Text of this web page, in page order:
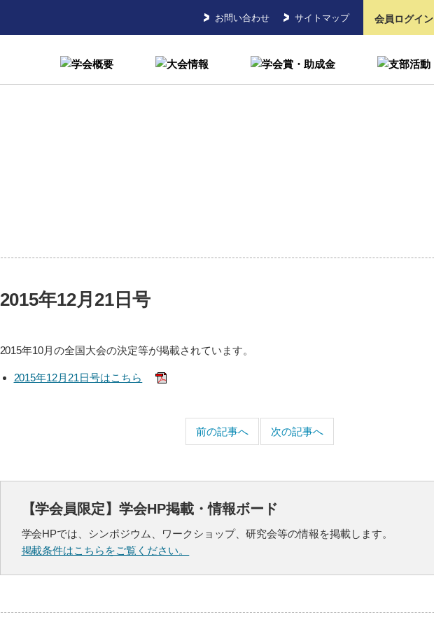
会員ログイン
サイトマップ
お問い合わせ
2015年12月21日号
2015年10月の全国大会の決定等が掲載されています。
2015年12月21日号はこちら
前の記事へ 次の記事へ
【学会員限定】学会HP掲載・情報ボード
学会HPでは、シンポジウム、ワークショップ、研究会等の情報を掲載します。
掲載条件はこちらをご覧ください。